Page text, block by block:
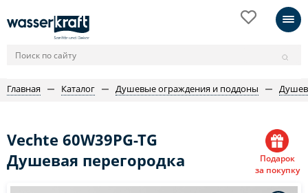
Главная Каталог Душевые ограждения и поддоны
Vechte 60W39PG-TG
Душевая перегородка
Подарок
за покупку